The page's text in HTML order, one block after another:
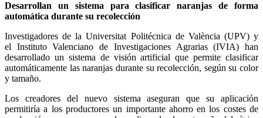
Desarrollan un sistema para clasificar naranjas de forma
automática durante su recolección
Investigadores de la Universitat Politécnica de València (UPV) y
el Instituto Valenciano de Investigaciones Agrarias (IVIA) han
desarrollado un sistema de visión artificial que permite clasificar
automáticamente las naranjas durante su recolección, según su color
y tamaño.
Los creadores del nuevo sistema aseguran que su aplicación
permitiría a los productores un importante ahorro en los costes de